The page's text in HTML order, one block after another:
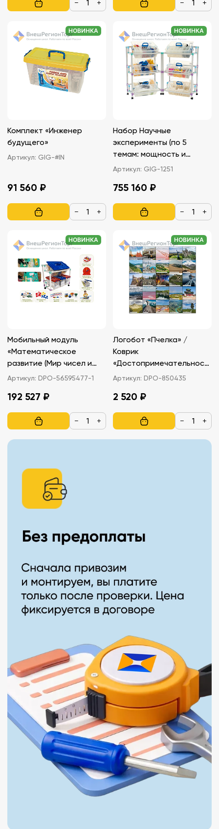
− + − +
НОВИНКА
Комплект «Инженер
будущего»
Артикул: GIG-#IN
91 560 ₽
− +
НОВИНКА
Набор Научные
эксперименты (по 5
темам: мощность и
простые машины,
электрические схемы,
электромагнетизм,
пневматика)
Артикул: GIG-1251
755 160 ₽
− +
НОВИНКА
Мобильный модуль
«Математическое
развитие (Мир чисел и
форм)»
Артикул: DPO-56595477-1
192 527 ₽
− +
НОВИНКА
Логобот «Пчелка» /
Коврик
«Достопримечательност
и России»
Артикул: DPO-850435
2 520 ₽
− +